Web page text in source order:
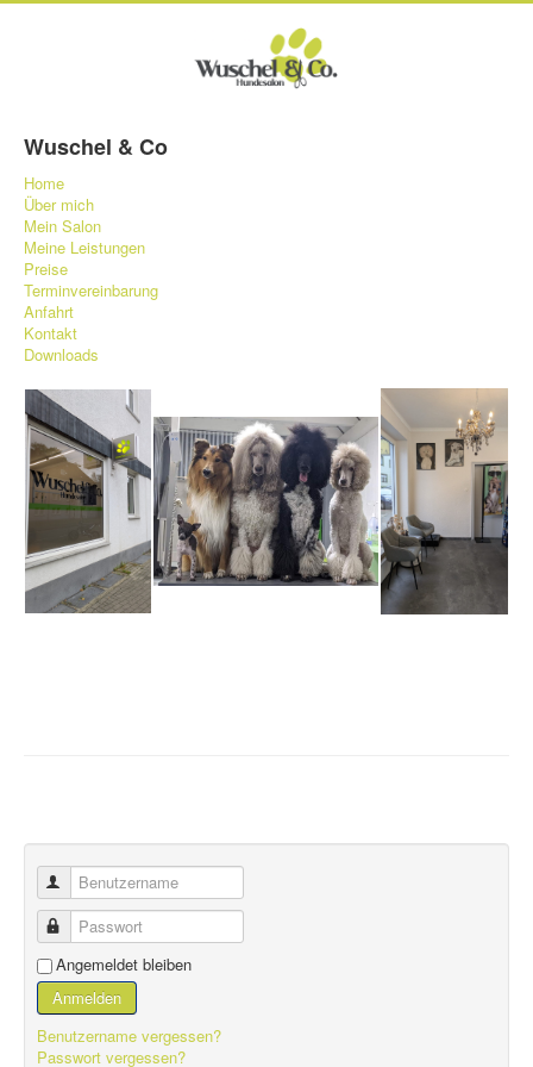
Wuschel & Co
Home
Über mich
Mein Salon
Meine Leistungen
Preise
Terminvereinbarung
Anfahrt
Kontakt
Downloads
Benutzername
Passwort
Angemeldet bleiben
Anmelden
Benutzername vergessen?
Passwort vergessen?